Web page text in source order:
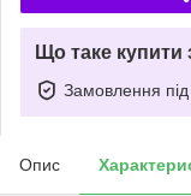
Що таке купити
Замовлення
Опис